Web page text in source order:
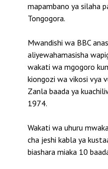
mapambano ya silaha
Tongogora.
Mwandishi wa BBC
aliyewahamasisha
wakati wa mgogoro
kiongozi wa vikosi vya
Zanla baada ya
1974.
Wakati wa uhuru
cha jeshi kabla ya
biashara miaka 10